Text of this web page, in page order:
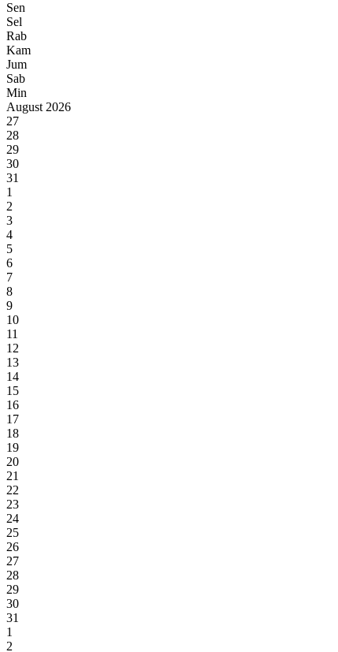
Sen
Sel
Rab
Kam
Jum
Sab
Min
August 2026
27
28
29
30
31
1
2
3
4
5
6
7
8
9
10
11
12
13
14
15
16
17
18
19
20
21
22
23
24
25
26
27
28
29
30
31
1
2